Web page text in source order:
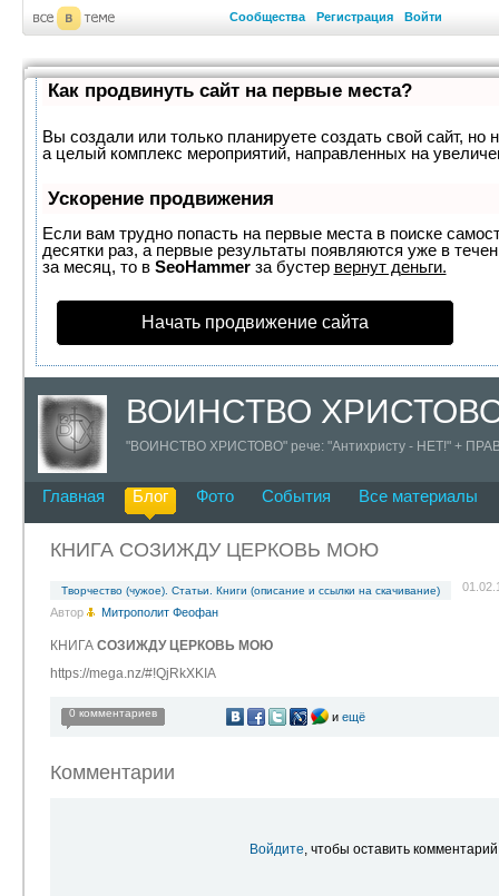
Сообщества Регистрация Войти
Как продвинуть сайт на первые места?
Вы создали или только планируете создать свой сайт, но
а целый комплекс мероприятий, направленных на
Ускорение продвижения
Если вам трудно попасть на первые места в поиске
десятки раз, а первые результаты появляются уже в
за месяц, то в SeoHammerза бустер вернут деньги.
Начать продвижение сайта
ВОИНСТВО
"ВОИНСТВО ХРИСТОВО" рече: "Антихристу - НЕТ!" +
Главная Блог Фото События Все материалы
КНИГА СОЗИЖДУ ЦЕРКОВЬ МОЮ
Творчество (чужое). Статьи. Книги (описание и ссылки на скачивание)
Автор
Митрополит Феофан
КНИГА СОЗИЖДУ ЦЕРКОВЬ МОЮ
https://mega.nz/#!QjRkXKIA
0 комментариев и ещё
Комментарии
Войдите, чтобы оставить комментарий